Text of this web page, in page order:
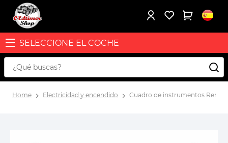
SELECCIONE EL COCHE
Home Electricidad y encendido Cuadro de instrumentos